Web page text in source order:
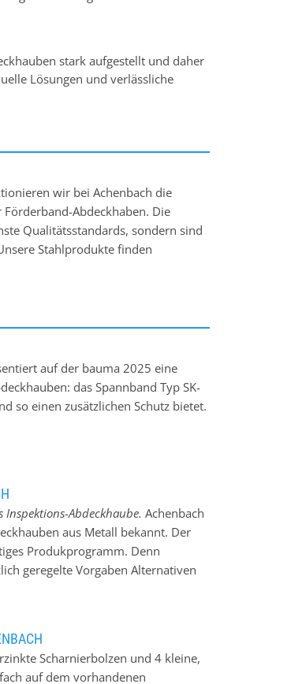
stark aufgestellt und daher
Lösungen und verlässliche
wir bei Achenbach die
Abdeckhaben. Die
Qualitätsstandards, sondern sind
Stahlprodukte finden
Wandelemente. Mit der Zeit hat
die passende
agieren wir flexibel und
auf der bauma 2025 eine
das Spannband Typ SK-
so einen zusätzlichen Schutz bietet.
Abdeckhaube. Achenbach
aus Metall bekannt. Der
Produkprogramm. Denn
geregelte Vorgaben Alternativen
und Zucker-, Chemie-,
Förderanlage an jeder Stelle mit
werden. Auch erhältlich als
Scharnierbolzen und 4 kleine,
auf dem vorhandenen